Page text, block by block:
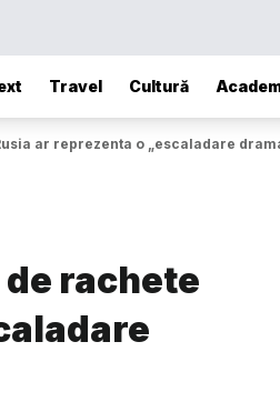
Travel Cultură
ar reprezenta o „escaladare
rachete